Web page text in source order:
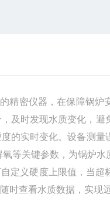
精密仪器，在保障锅炉
及时发现水质变化，
的实时变化。设备测
等关键参数，为锅炉
定义硬度上限值，当
时查看水质数据，实现